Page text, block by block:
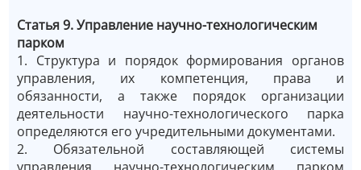
Статья 9. Управление научно-технологическим
парком
1. Структура и порядок формирования органов
управления, их компетенция, права и
обязанности, а также порядок организации
деятельности научно-технологического парка
определяются его учредительными документами.
2. Обязательной составляющей системы